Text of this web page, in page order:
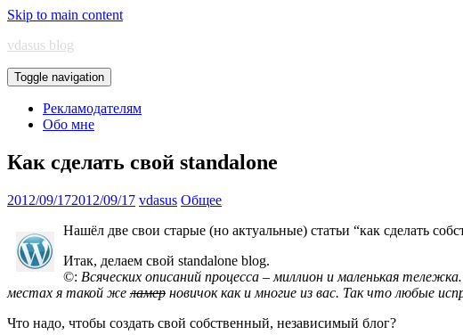
Skip to main content
vdasus blog
Toggle navigation
Рекламодателям
Обо мне
Как сделать свой standalone
2012/09/172012/09/17 vdasus Общее
Нашёл две свои старые (но актуальные) статьи “как сделать
Итак, делаем свой standalone blog.
©: Всяческих описаний процесса – миллион и маленькая
местах я такой же ламер новичок как и многие из вас. Так что любые
Что надо, чтобы создать свой собственный, независимый блог?